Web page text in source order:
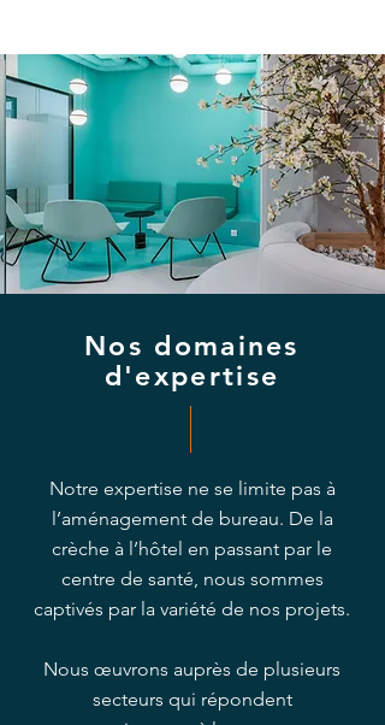
Nos domaines
d'expertise
Notre expertise ne se limite pas à
l’aménagement de bureau. De la
crèche à l’hôtel en passant par le
centre de santé, nous sommes
captivés par la variété de nos projets.
Nous œuvrons auprès de plusieurs
secteurs qui répondent